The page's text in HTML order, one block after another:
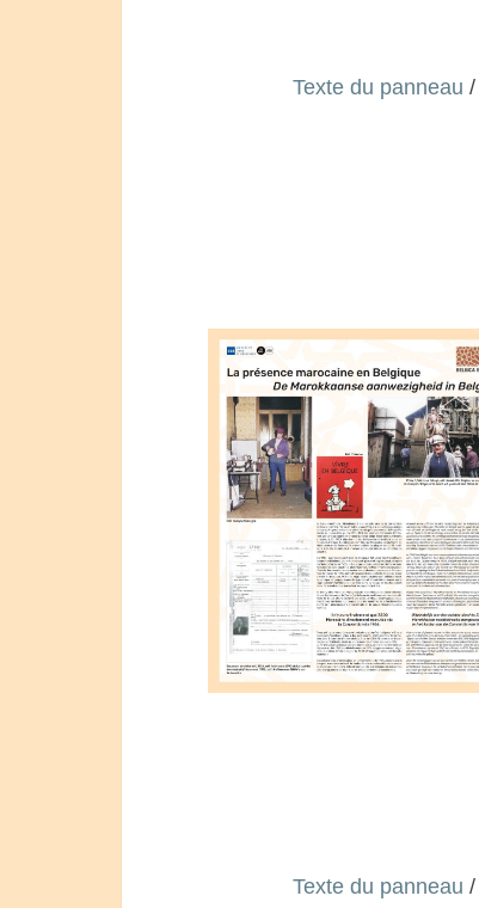
Texte du panneau /
Texte du panneau /